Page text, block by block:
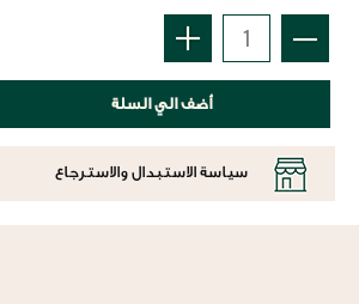
أضف الي السلة
سياسة الاستبدال والاسترجاع